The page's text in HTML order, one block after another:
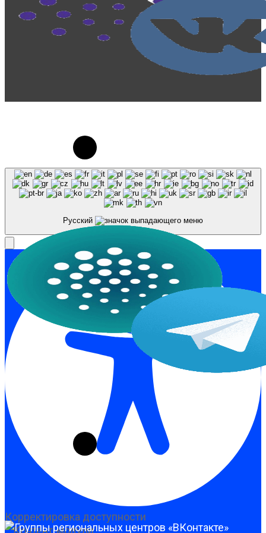
использовании материалов сайта galaktika64.ru
ссылка на источник обязательна.
Русский
Корректировка доступности
Контент-модули